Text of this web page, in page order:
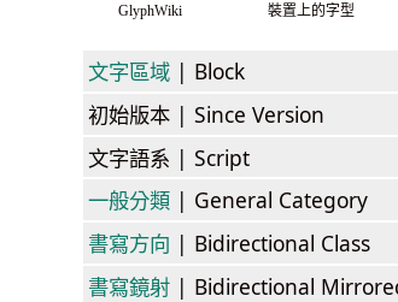
GlyphWiki 裝置上的字型
文字區域 | Block
初始版本 | Since Version
文字語系 | Script
一般分類 | General Category
書寫方向 | Bidirectional Class
書寫鏡射 | Bidirectional